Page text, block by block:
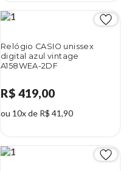
Relógio CASIO unissex
digital azul vintage
A158WEA-2DF
R$ 419,00
ou 10x de R$ 41,90